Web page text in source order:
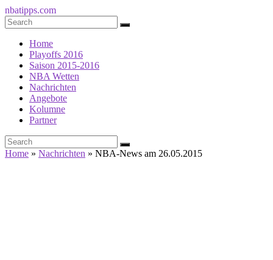
nbatipps.com
Home
Playoffs 2016
Saison 2015-2016
NBA Wetten
Nachrichten
Angebote
Kolumne
Partner
Home » Nachrichten » NBA-News am 26.05.2015